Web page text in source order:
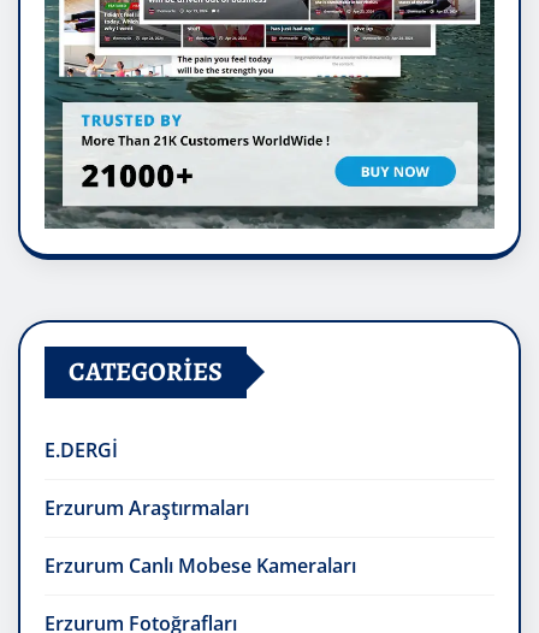
CATEGORIES
E.DERGİ
Erzurum Araştırmaları
Erzurum Canlı Mobese Kameraları
Erzurum Fotoğrafları